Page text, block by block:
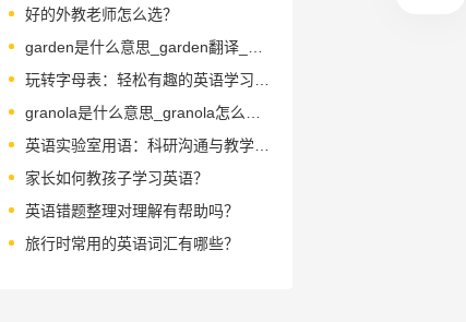
好的外教老师怎么选？
英语实验室用语：科研沟通与教学创新
家长如何教孩子学习英语？
英语错题整理对理解有帮助吗？
旅行时常用的英语词汇有哪些？